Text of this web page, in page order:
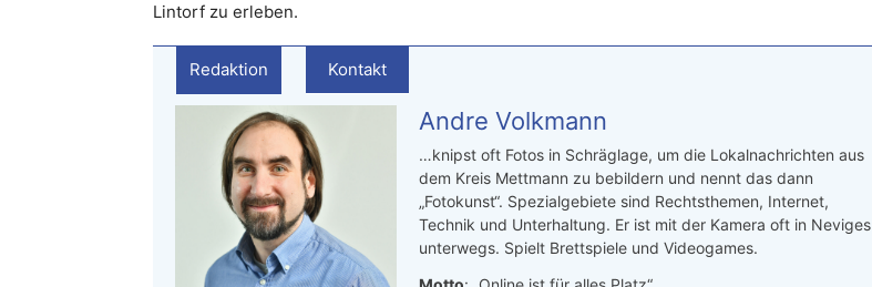
Lintorf zu erleben.
Redaktion Kontakt
Andre Volkmann
…knipst oft Fotos in Schräglage, um die Lokalnachrichten aus
dem Kreis Mettmann zu bebildern und nennt das dann
„Fotokunst“. Spezialgebiete sind Rechtsthemen, Internet,
Technik und Unterhaltung. Er ist mit der Kamera oft in Neviges
unterwegs. Spielt Brettspiele und Videogames.